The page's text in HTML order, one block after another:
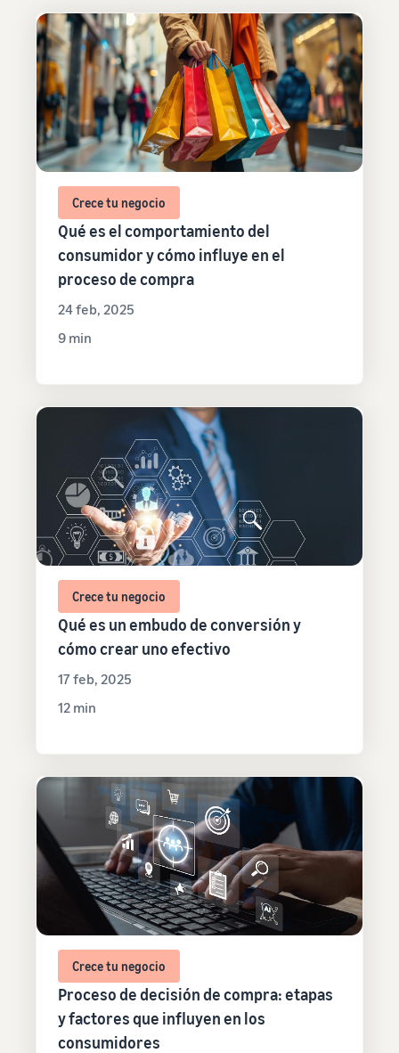
Crece tu negocio
Qué es el comportamiento del
consumidor y cómo influye en el
proceso de compra
24 feb, 2025
9 min
Crece tu negocio
Qué es un embudo de conversión y
cómo crear uno efectivo
17 feb, 2025
12 min
Crece tu negocio
Proceso de decisión de compra: etapas
y factores que influyen en los
consumidores